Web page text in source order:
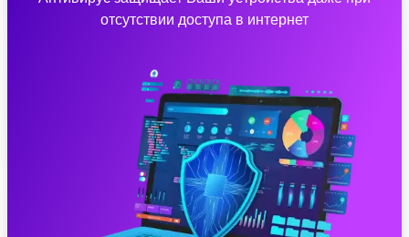
отсутствии доступа в интернет